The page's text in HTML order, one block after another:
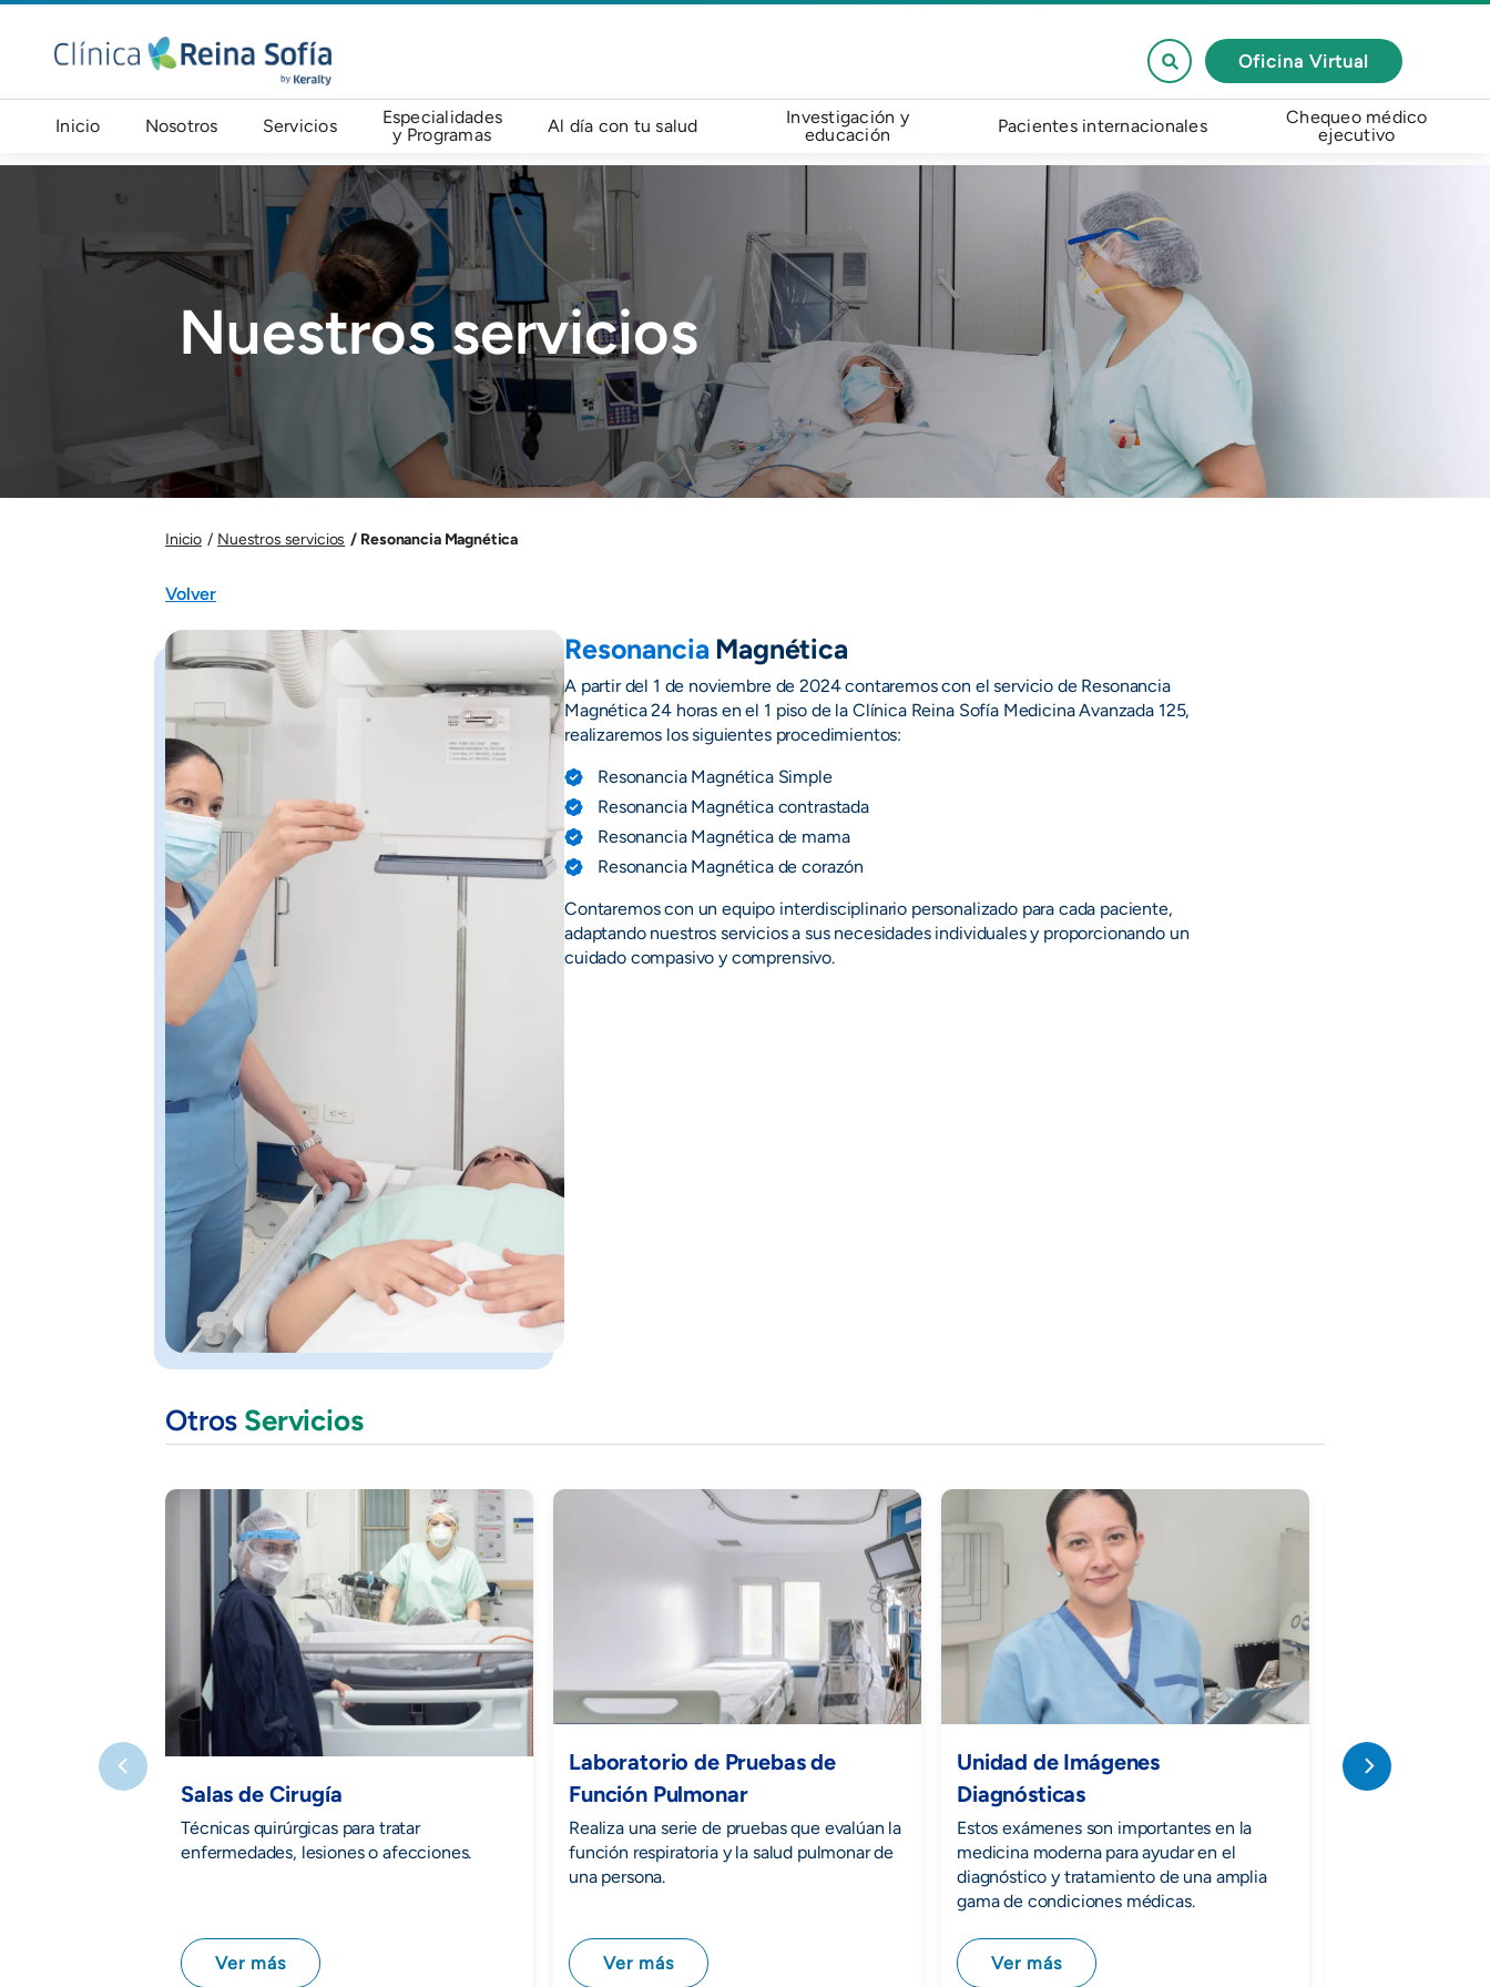
Pasar al contenido principal
Oficina Virtual
Navegación principal
Inicio Nosotros Servicios
Especialidades
y Programas
Al día con tu salud
Investigación y
educación
Pacientes internacionales
Chequeo médico
ejecutivo
Nuestros servicios
Inicio Nuestros servicios Resonancia Magnética
Volver
Resonancia Magnética
A partir del 1 de noviembre de 2024 contaremos con el servicio de Resonancia
Magnética 24 horas en el 1 piso de la Clínica Reina Sofía Medicina Avanzada 125,
realizaremos los siguientes procedimientos:
Resonancia Magnética Simple
Resonancia Magnética contrastada
Resonancia Magnética de mama
Resonancia Magnética de corazón
Contaremos con un equipo interdisciplinario personalizado para cada paciente,
adaptando nuestros servicios a sus necesidades individuales y proporcionando un
cuidado compasivo y comprensivo.
Otros Servicios
Salas de Cirugía
Técnicas quirúrgicas para tratar
enfermedades, lesiones o afecciones.
Ver más
Laboratorio de Pruebas de
Función Pulmonar
Realiza una serie de pruebas que evalúan la
función respiratoria y la salud pulmonar de
una persona.
Ver más
Unidad de Imágenes
Diagnósticas
Estos exámenes son importantes en la
medicina moderna para ayudar en el
diagnóstico y tratamiento de una amplia
gama de condiciones médicas.
Ver más
Cardiología